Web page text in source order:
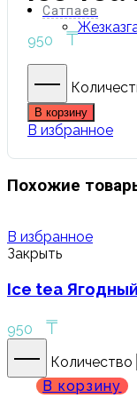
Сатпаев
950 ₸
В корзину
В избранное
Похожие
В избранное
Закрыть
Ice tea Ягодный
950 ₸
Количество
В корзину